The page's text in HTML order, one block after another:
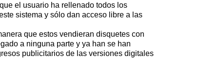
el usuario ha rellenado todos los
sistema y sólo dan acceso libre a las
que estos vendieran disquetes con
a ninguna parte y ya han se han
publicitarios de las versiones digitales